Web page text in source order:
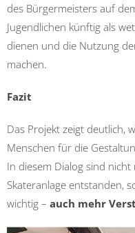
des Bürgermeisters auf
Jugendlichen künftig als
dienen und die Nutzung
machen.
Fazit
Das Projekt zeigt deutlich,
Menschen für die
In diesem Dialog sind
Skateranlage entstanden,
wichtig – auch mehr